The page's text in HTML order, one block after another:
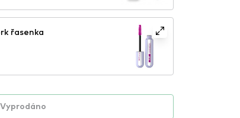
řasenka
Vyprodáno